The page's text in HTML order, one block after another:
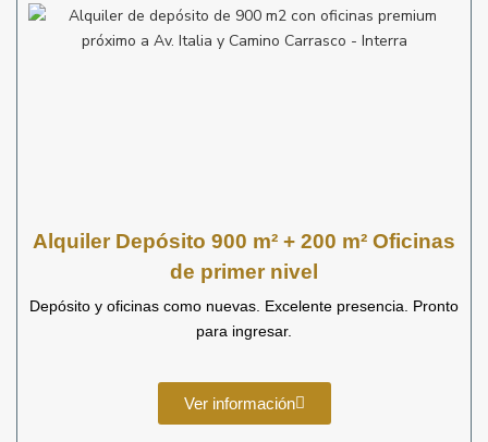
Alquiler Depósito 900 m² + 200 m² Oficinas
de primer nivel
Depósito y oficinas como nuevas. Excelente presencia. Pronto
para ingresar.
Ver información